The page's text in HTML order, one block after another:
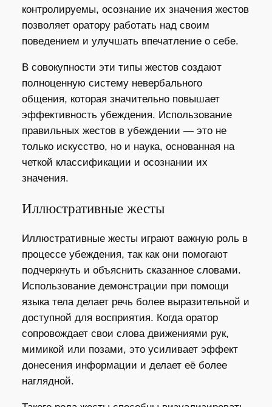
контролируемы, осознание их значения жестов
позволяет оратору работать над своим
поведением и улучшать впечатление о себе.
В совокупности эти типы жестов создают
полноценную систему невербального
общения, которая значительно повышает
эффективность убеждения. Использование
правильных жестов в убеждении — это не
только искусство, но и наука, основанная на
четкой классификации и осознании их
значения.
Иллюстративные жесты
Иллюстративные жесты играют важную роль в
процессе убеждения, так как они помогают
подчеркнуть и объяснить сказанное словами.
Использование демонстрации при помощи
языка тела делает речь более выразительной и
доступной для восприятия. Когда оратор
сопровождает свои слова движениями рук,
мимикой или позами, это усиливает эффект
донесения информации и делает её более
наглядной.